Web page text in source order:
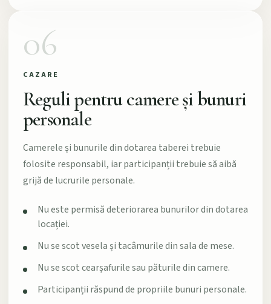
06
CAZARE
Reguli pentru camere și bunuri
personale
Camerele și bunurile din dotarea taberei trebuie
folosite responsabil, iar participanții trebuie să aibă
grijă de lucrurile personale.
Nu este permisă deteriorarea bunurilor din dotarea
locației.
Nu se scot vesela și tacâmurile din sala de mese.
Nu se scot cearșafurile sau păturile din camere.
Participanții răspund de propriile bunuri personale.